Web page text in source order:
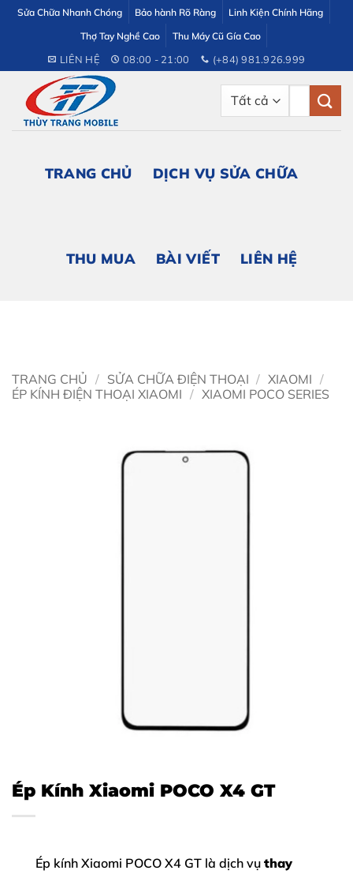
dung
Sửa Chữa Nhanh Chóng Bảo hành Rõ Ràng
Linh Kiện Chính Hãng
Thợ Tay Nghề Cao
Thu Máy Cũ Gía Cao
LIÊN HỆ 08:00 - 21:00 (+84) 981.926.999
TRANG CHỦ DỊCH VỤ SỬA CHỮA
THU MUA BÀI VIẾT LIÊN HỆ
TRANG CHỦ / SỬA CHỮA ĐIỆN THOẠI / XIAOMI /
ÉP KÍNH ĐIỆN THOẠI XIAOMI / XIAOMI POCO SERIES
Ép Kính Xiaomi POCO X4 GT
Ép kính Xiaomi POCO X4 GT là dịch vụ thay